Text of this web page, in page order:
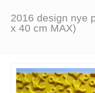
2016 design nye
x 40 cm MAX)